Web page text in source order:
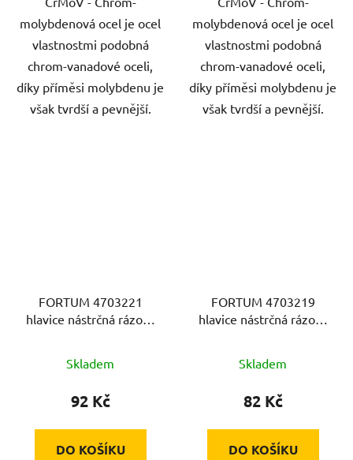
molybdenová ocel je ocel
vlastnostmi podobná
chrom-vanadové oceli,
díky příměsi molybdenu je
však tvrdší a pevnější.
molybdenová ocel je ocel
vlastnostmi podobná
chrom-vanadové oceli,
díky příměsi molybdenu je
však tvrdší a pevnější.
FORTUM 4703221
hlavice nástrčná rázová
Skladem
92 Kč
DO KOŠÍKU
FORTUM 4703219
hlavice nástrčná rázová
Skladem
82 Kč
DO KOŠÍKU